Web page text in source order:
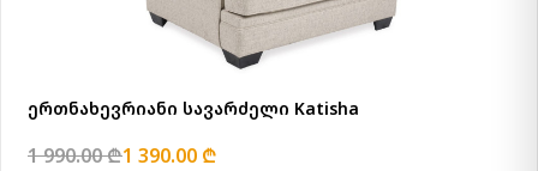
ერთნახევრიანი სავარძელი Katisha
1 990.00 ₾1 390.00 ₾